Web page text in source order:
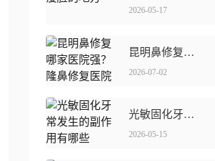
2026-05-17
昆明鼻修复哪家医院强？隆鼻修复医院排名揭秘！
2026-07-02
光敏固化牙常发生的副作用有哪些
2026-05-15